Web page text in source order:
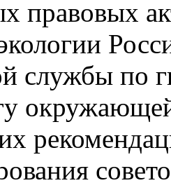
правовых
службы по